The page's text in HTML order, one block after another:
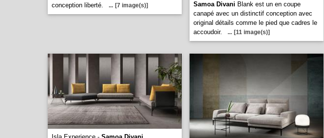
conception liberté.
... [7 image(s)]
Samoa Divani Blank est un en coupe
canapé avec un distinctif conception avec
original détails comme le pied que cadres le
accoudoir.
... [11 image(s)]